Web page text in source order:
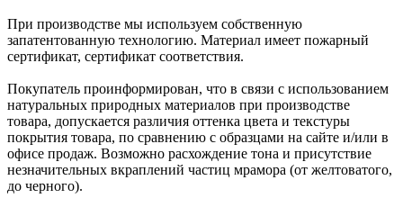
При производстве мы используем собственную
запатентованную технологию. Материал имеет пожарный
сертификат, сертификат соответствия.
Покупатель проинформирован, что в связи с использованием
натуральных природных материалов при производстве
товара, допускается различия оттенка цвета и текстуры
покрытия товара, по сравнению с образцами на сайте и/или в
офисе продаж. Возможно расхождение тона и присутствие
незначительных вкраплений частиц мрамора (от желтоватого,
до черного).